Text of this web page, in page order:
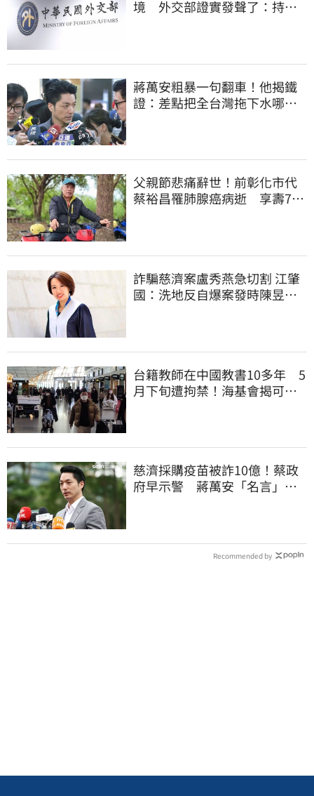
境 外交部證實發聲了：持續
蔣萬安粗暴一句翻車！他揭鐵
證：差點把全台灣拖下水哪時
父親節悲痛辭世！前彰化市代
蔡裕昌罹肺腺癌病逝 享壽71
詐騙慈濟案盧秀燕急切割 江肇
國：洗地反自爆案發時陳昱瑄
台籍教師在中國教書10多年 5
月下旬遭拘禁！海基會揭可能
慈濟採購疫苗被詐10億！蔡政
府早示警 蔣萬安「名言」翻
Recommended by